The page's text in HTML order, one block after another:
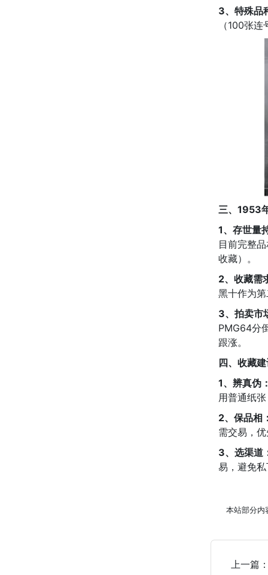
3、特殊品
（100张
三、1953
1、存世量
目前完整
收藏）。
2、收藏需
黑十作为
3、拍卖市
PMG64分
跟涨。
四、收藏
1、辨真伪
用普通纸
2、保品相
需交易，
3、选渠道
易，避免
本站部分内
上一篇